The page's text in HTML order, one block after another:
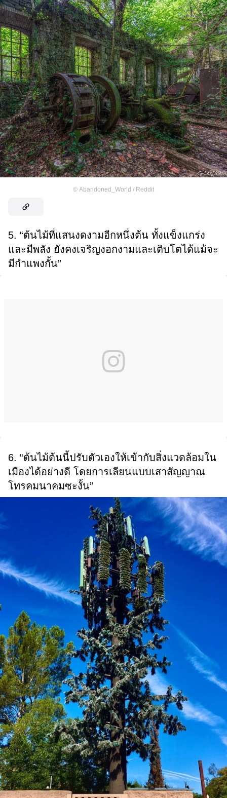
© Abandoned_World / Reddit
5. “ต้นไม้ที่แสนงดงามอีกหนึ่งต้น ทั้งแข็งแกร่ง
และมีพลัง ยังคงเจริญงอกงามและเติบโตได้แม้จะ
มีกำแพงกั้น”
6. “ต้นไม้ต้นนี้ปรับตัวเองให้เข้ากับสิ่งแวดล้อมใน
เมืองได้อย่างดี โดยการเลียนแบบเสาสัญญาณ
โทรคมนาคมซะงั้น”